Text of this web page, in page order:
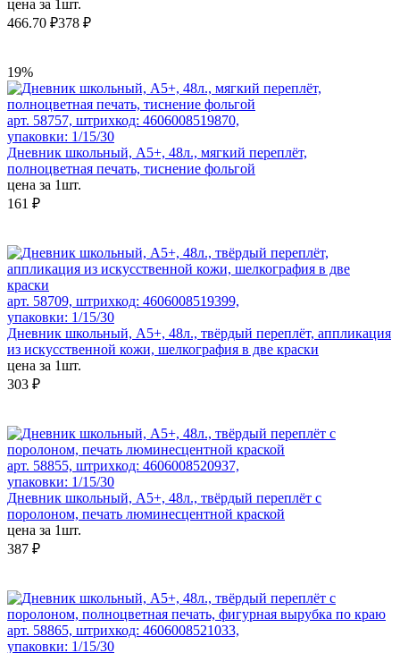
цена за 1шт.
466.70 ₽378 ₽
19%
арт. 58757, штрихкод: 4606008519870,
упаковки: 1/15/30
Дневник школьный, А5+, 48л., мягкий переплёт,
полноцветная печать, тиснение фольгой
цена за 1шт.
161 ₽
арт. 58709, штрихкод: 4606008519399,
упаковки: 1/15/30
Дневник школьный, А5+, 48л., твёрдый переплёт, аппликация
из искусственной кожи, шелкография в две краски
цена за 1шт.
303 ₽
арт. 58855, штрихкод: 4606008520937,
упаковки: 1/15/30
Дневник школьный, А5+, 48л., твёрдый переплёт с
поролоном, печать люминесцентной краской
цена за 1шт.
387 ₽
арт. 58865, штрихкод: 4606008521033,
упаковки: 1/15/30